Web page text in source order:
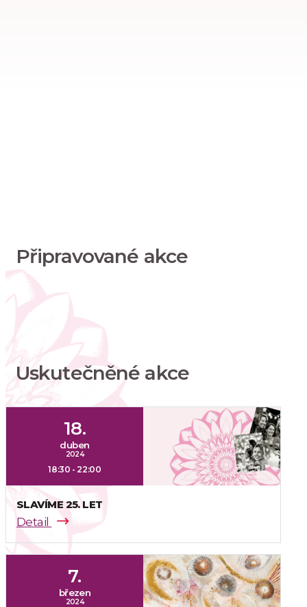
Připravované akce
Uskutečněné akce
18.
duben
2024
18:30 - 22:00
SLAVÍME 25. LET
Detail
7.
březen
2024